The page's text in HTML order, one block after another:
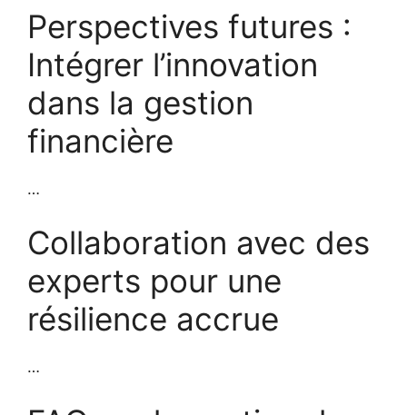
Perspectives futures :
Intégrer l’innovation
dans la gestion
financière
…
Collaboration avec des
experts pour une
résilience accrue
…